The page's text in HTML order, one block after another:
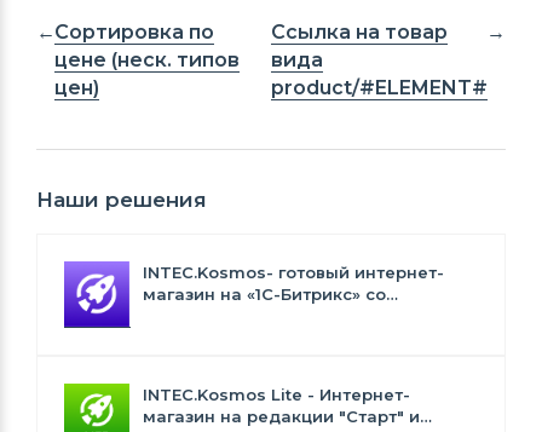
Сортировка по
цене (неск. типов
цен)
Ссылка на товар
вида
product/#ELEMENT#
Наши решения
INTEC.Kosmos- готовый интернет-
магазин на «1С-Битрикс» со
INTEC.Kosmos Lite - Интернет-
магазин на редакции "Старт" и